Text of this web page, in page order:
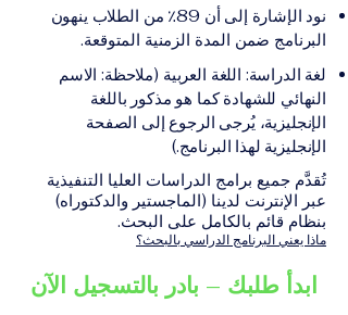
الإلكترونيقد يُطلب تقديم
مستندات إضافية حسب
البرنامج والمؤسسة التعليمية
الأكاديمية المناسبة للبرنامج،
والتي تصدر عن المؤسسة
التعليمية المسؤولة عن تقديم
البرنامج ضمن شبكة VBNN
Smart Education Group.
نود الإشارة إلى أن 89٪ من الطلاب ينهون
البرنامج ضمن المدة الزمنية المتوقعة.
لغة الدراسة: اللغة العربية (ملاحظة: الاسم
النهائي للشهادة كما هو مذكور باللغة
الإنجليزية، يُرجى الرجوع إلى الصفحة
الإنجليزية لهذا البرنامج.)
تُقدَّم جميع برامج الدراسات العليا التنفيذية
عبر الإنترنت لدينا (الماجستير والدكتوراه)
بنظام قائم بالكامل على البحث.
ماذا يعني البرنامج الدراسي بالبحث؟
ابدأ طلبك – بادر بالتسجيل الآن